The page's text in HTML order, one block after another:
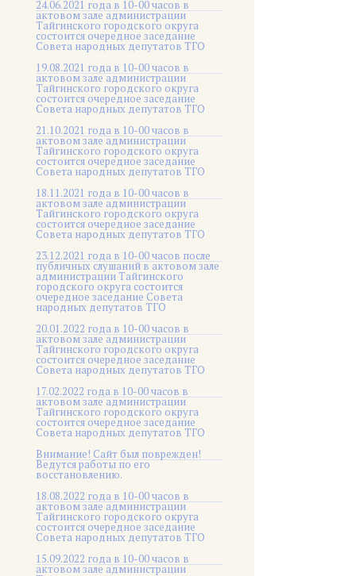
24.06.2021 года в 10-00 часов в
актовом зале администрации
Тайгинского городского округа
состоится очередное заседание
Совета народных депутатов ТГО
19.08.2021 года в 10-00 часов в
актовом зале администрации
Тайгинского городского округа
состоится очередное заседание
Совета народных депутатов ТГО
21.10.2021 года в 10-00 часов в
актовом зале администрации
Тайгинского городского округа
состоится очередное заседание
Совета народных депутатов ТГО
18.11.2021 года в 10-00 часов в
актовом зале администрации
Тайгинского городского округа
состоится очередное заседание
Совета народных депутатов ТГО
23.12.2021 года в 10-00 часов после
публичных слушаний в актовом зале
администрации Тайгинского
городского округа состоится
очередное заседание Совета
народных депутатов ТГО
20.01.2022 года в 10-00 часов в
актовом зале администрации
Тайгинского городского округа
состоится очередное заседание
Совета народных депутатов ТГО
17.02.2022 года в 10-00 часов в
актовом зале администрации
Тайгинского городского округа
состоится очередное заседание
Совета народных депутатов ТГО
Внимание! Сайт был поврежден!
Ведутся работы по его
восстановлению.
18.08.2022 года в 10-00 часов в
актовом зале администрации
Тайгинского городского округа
состоится очередное заседание
Совета народных депутатов ТГО
15.09.2022 года в 10-00 часов в
актовом зале администрации